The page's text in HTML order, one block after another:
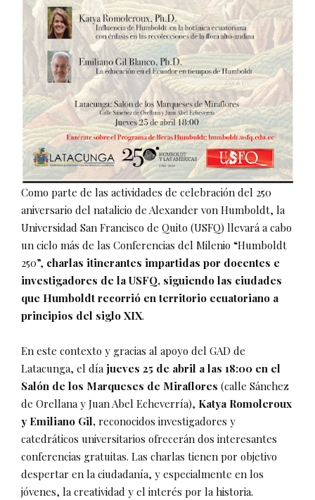
Como parte de las actividades de celebración del 250
aniversario del natalicio de Alexander von Humboldt, la
Universidad San Francisco de Quito (USFQ) llevará a cabo
un ciclo más de las Conferencias del Milenio “Humboldt
250”, charlas itinerantes impartidas por docentes e
investigadores de la USFQ, siguiendo las ciudades
que Humboldt recorrió en territorio ecuatoriano a
principios del siglo XIX.
En este contexto y gracias al apoyo del GAD de
Latacunga, el díajueves 25 de abril a las 18:00 en el
Salón de los Marqueses de Miraflores (calle Sánchez
de Orellana y Juan Abel Echeverría), Katya Romoleroux
y Emiliano Gil, reconocidos investigadores y
catedráticos universitarios ofrecerán dos interesantes
conferencias gratuitas. Las charlas tienen por objetivo
despertar en la ciudadanía, y especialmente en los
jóvenes, la creatividad y el interés por la historia.